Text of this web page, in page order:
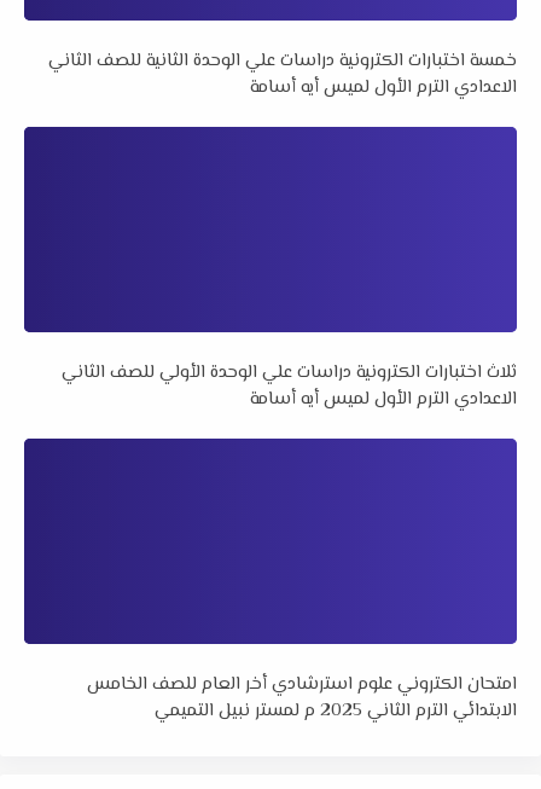
خمسة اختبارات الكترونية دراسات علي الوحدة الثانية للصف الثاني
الاعدادي الترم الأول لميس أيه أسامة
ثلاث اختبارات الكترونية دراسات علي الوحدة الأولي للصف الثاني
الاعدادي الترم الأول لميس أيه أسامة
امتحان الكتروني علوم استرشادي أخر العام للصف الخامس
الابتدائي الترم الثاني 2025 م لمستر نبيل التميمي